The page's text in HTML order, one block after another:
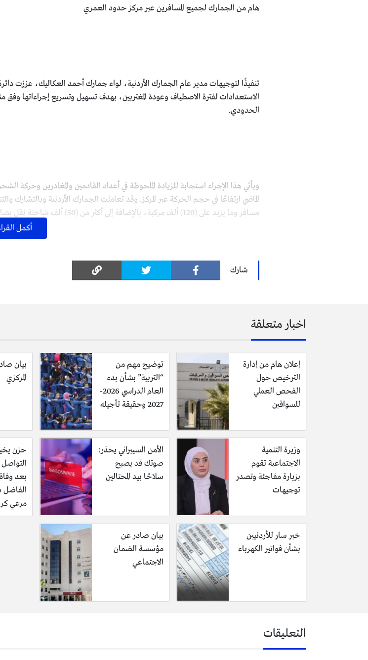
هام من الجمارك لجميع المسافرين عبر مركز حدود العمري
تنفيذًا لتوجيهات مدير عام الجمارك الأردنية، لواء جمارك أحمد العكاليك، عززت
الاستعدادات لفترة الاصطياف وعودة المغتربين، بهدف تسهيل وتسريع إجراءاتها وفق
الحدودي.
ويأتي هذا الإجراء استجابة للزيادة الملحوظة في أعداد القادمين والمغادرين
مسافر وما يزيد على (120) ألف مركبة، بالإضافة إلى أكثر من (50) ألف شاحنة نقل بضائع.
وأكدت دائرة الجمارك الأردنية أن تعزيز الكوادر البشرية يأتي ضمن خطة متكاملة
والمستثمرين وقطاع النقل، مع المحافظة على أعلى درجات الرقابة الجمركية والأمنية.
وأشار العكاليك إلى أن دائرة الجمارك تتابع بشكل مستمر مؤشرات الحركة في المراكز
متوقعة في أعداد المسافرين والشحن، بما يضمن تسهيل حركة العبور وتقليل أوقات
كبيرة من أبناء الوطن المغتربين.
وثمّنت الجمارك الأردنية جهود جميع الجهات الأمنية والرقابية العاملة في مركز
تقديم خدمات نوعية تعكس الصورة الحضارية للمملكة وتعزز من كفاءة العمل في
أكمل
شارك
اخبار متعلقة
إعلان هام من إدارة
الترخيص حول
الفحص العملي
للسواقين
توضيح مهم من
“التربية” بشأن بدء
العام الدراسي 2026-
2027 وحقيقة تأجيله
بيان
المركزي
وزيرة التنمية
الاجتماعية تقوم
بزيارة مفاجئة وتصدر
توجيهات
الأمن السيبراني يحذر:
صوتك قد يصبح
سلاحًا بيد المحتالين
حزن
بعد
الفاضل
مرعي
خبر سار للأردنيين
بشأن فواتير الكهرباء
بيان صادر عن
مؤسسة الضمان
الاجتماعي
التعليقات